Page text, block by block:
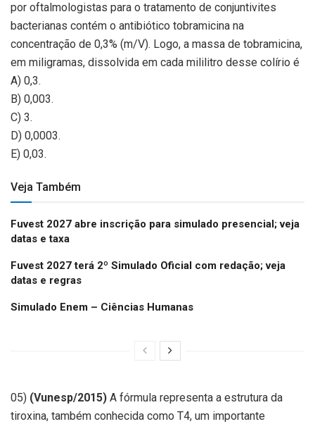
por oftalmologistas para o tratamento de conjuntivites
bacterianas contém o antibiótico tobramicina na
concentração de 0,3% (m/V). Logo, a massa de tobramicina,
em miligramas, dissolvida em cada mililitro desse colírio é
A) 0,3.
B) 0,003.
C) 3.
D) 0,0003.
E) 0,03.
Veja Também
Fuvest 2027 abre inscrição para simulado presencial; veja
datas e taxa
Fuvest 2027 terá 2º Simulado Oficial com redação; veja
datas e regras
Simulado Enem – Ciências Humanas
05) (Vunesp/2015) A fórmula representa a estrutura da
tiroxina, também conhecida como T4, um importante